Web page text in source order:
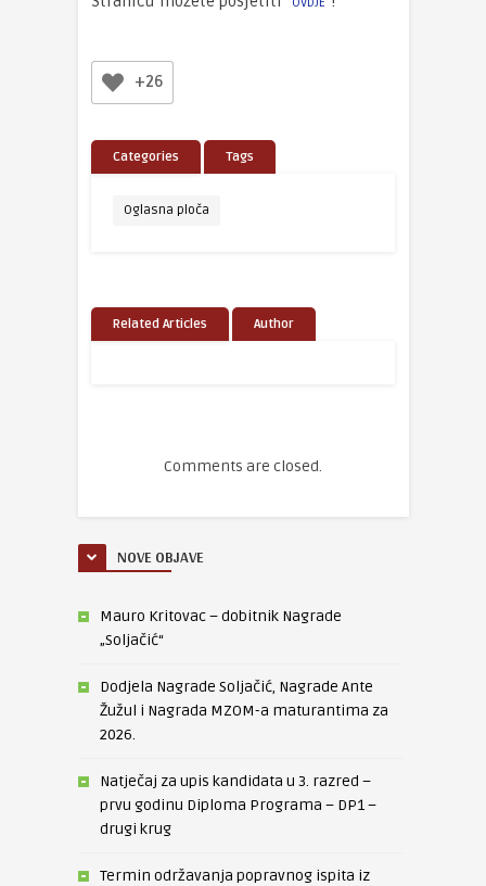
+26
Categories Tags
Oglasna ploča
Related Articles Author
Comments are closed.
NOVE OBJAVE
Mauro Kritovac – dobitnik Nagrade
„Soljačić“
Dodjela Nagrade Soljačić, Nagrade Ante
Žužul i Nagrada MZOM-a maturantima za
2026.
Natječaj za upis kandidata u 3. razred –
prvu godinu Diploma Programa – DP1 –
drugi krug
Termin održavanja popravnog ispita iz